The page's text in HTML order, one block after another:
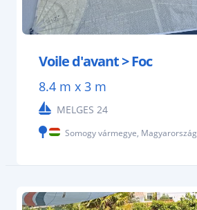
Voile d'avant > Foc
8.4 m x 3 m
MELGES 24
Somogy vármegye, Magyarország